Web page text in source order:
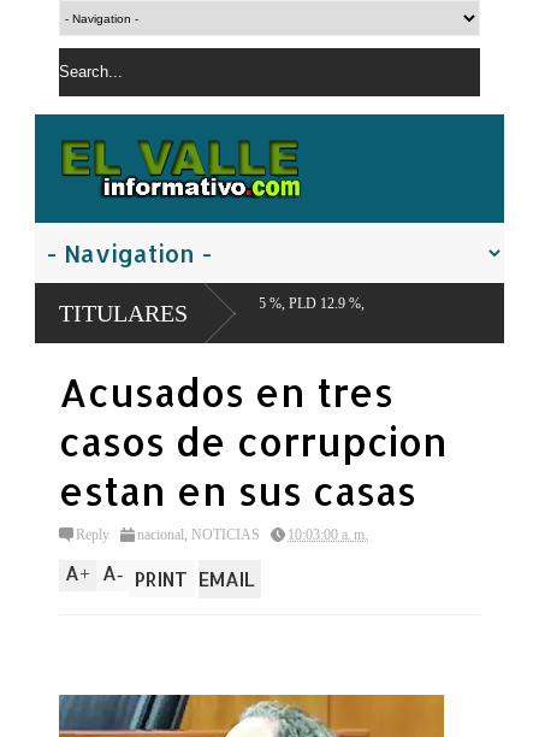
TITULARES
FP 18.5 %, PLD 12.9 %,
Acusados en tres
casos de corrupcion
estan en sus casas
Reply nacional, NOTICIAS 10:03:00 a. m.
A+ A- PRINT EMAIL